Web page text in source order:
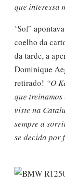
que interessa
‘Sof’
coelho da
da tarde, a
Dominique
retirado! “O
que
viste na
sempre a
se decida por